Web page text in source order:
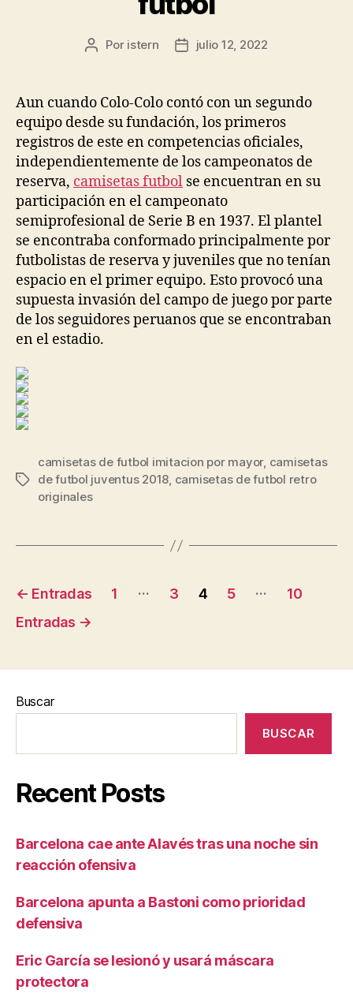
Autor
entrada
Por istern
Fecha
entrada
julio 12, 2022
Aun cuando Colo-Colo contó con un segundo
equipo desde su fundación, los primeros
registros de este en competencias oficiales,
independientemente de los campeonatos de
reserva, camisetas futbol se encuentran en su
participación en el campeonato
semiprofesional de Serie B en 1937. El plantel
se encontraba conformado principalmente por
futbolistas de reserva y juveniles que no tenían
espacio en el primer equipo. Esto provocó una
supuesta invasión del campo de juego por parte
de los seguidores peruanos que se encontraban
en el estadio.
Etiquetas
camisetas de futbol imitacion por mayor, camisetas
de futbol juventus 2018, camisetas de futbol retro
originales
Paginación
de
← Entradas 1 … 3 4 5 …
10
Entradas →
Buscar
BUSCAR
Recent Posts
Barcelona cae ante Alavés tras una noche sin
reacción ofensiva
Barcelona apunta a Bastoni como prioridad
defensiva
Eric García se lesionó y usará máscara
protectora